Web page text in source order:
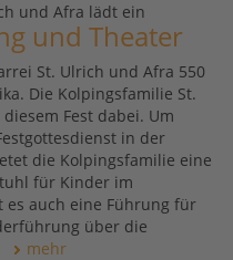
und Afra lädt ein
und Theater
St. Ulrich und Afra 550
Die Kolpingsfamilie St.
Fest dabei. Um
in der
die Kolpingsfamilie eine
für Kinder im
es auch eine Führung für
über die
mehr